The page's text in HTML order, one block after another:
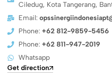
Ciledug, Kota Tangerang,
Email:
Phone: +62 812-9859-5456
Phone: +62 811-947-2019
Whatsapp
Get direction